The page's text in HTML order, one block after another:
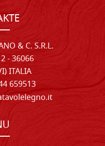
& C. S.R.L.
- 36066
ITALIA
659513